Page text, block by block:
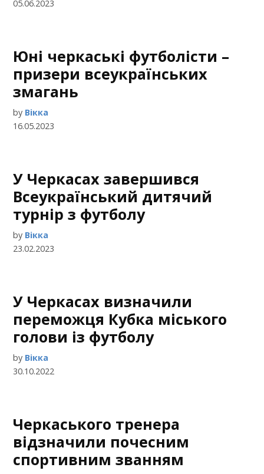
05.06.2023
Юні черкаські футболісти –
призери всеукраїнських
змагань
by Вікка
16.05.2023
У Черкасах завершився
Всеукраїнський дитячий
турнір з футболу
by Вікка
23.02.2023
У Черкасах визначили
переможця Кубка міського
голови із футболу
by Вікка
30.10.2022
Черкаського тренера
відзначили почесним
спортивним званням